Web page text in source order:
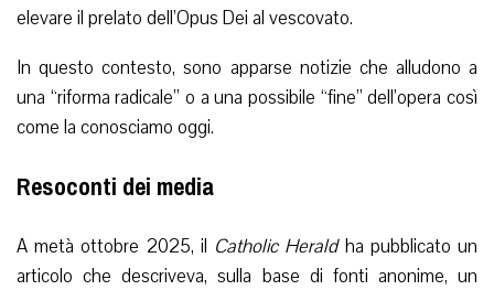
elevare il prelato dell’Opus Dei al vescovato.
In questo contesto, sono apparse notizie che alludono a
una “riforma radicale” o a una possibile “fine” dell’opera così
come la conosciamo oggi.
Resoconti dei media
A metà ottobre 2025, il Catholic Heraldha pubblicato un
articolo che descriveva, sulla base di fonti anonime, un